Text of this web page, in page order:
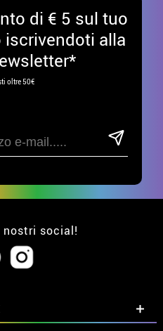
di € 5 sul tuo
alla
oltre 50€
social!